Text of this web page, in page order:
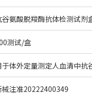
谷氨酸脱羧酶抗体检测试剂
测试/盒
于体外定量测定人血清中
械注准20222400349